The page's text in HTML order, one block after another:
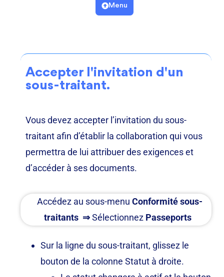
Menu
Accepter l'invitation d'un
sous-traitant.
Vous devez accepter l’invitation du sous-
traitant afin d’établir la collaboration qui vous
permettra de lui attribuer des exigences et
d’accéder à ses documents.
Accédez au sous-menu Conformité sous-
traitants ⇒Sélectionnez Passeports
Sur la ligne du sous-traitant, glissez le
bouton de la colonne Statut à droite.